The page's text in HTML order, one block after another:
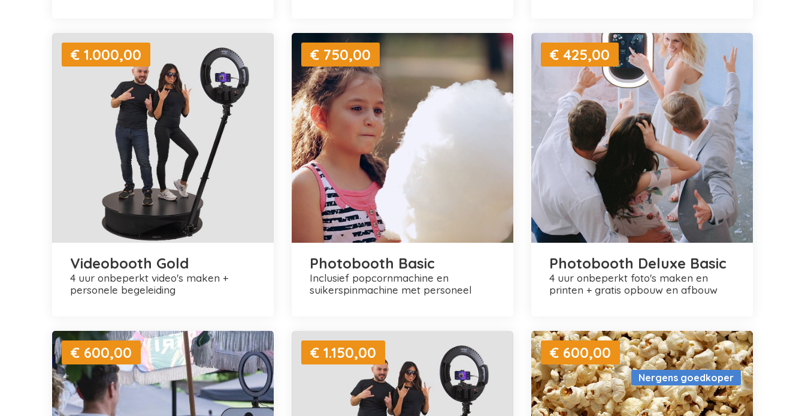
€ 1.000,00
Videobooth Gold
4 uur onbeperkt video's maken +
personele begeleiding
€ 750,00
Photobooth Basic
inclusief popcornmachine en
suikerspinmachine met personeel
€ 425,00
Photobooth Deluxe Basic
4 uur onbeperkt foto's maken en
printen + gratis opbouw en afbouw
€ 600,00 € 1.150,00
Nergens goedkoper
€ 600,00